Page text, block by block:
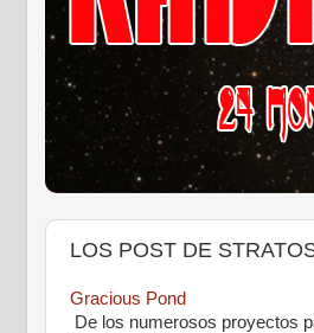
LOS POST DE
Gracious Pond
De los numerosos proyectos